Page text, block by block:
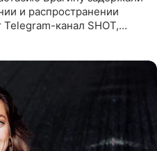
и распространении
канал SHOT,